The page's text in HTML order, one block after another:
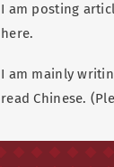
I am posting
here.
I am mainly
read Chinese.